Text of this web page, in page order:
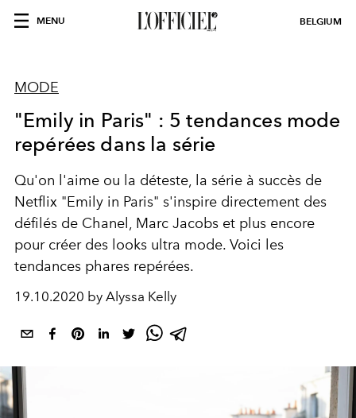
MENU BELGIUM
MODE
"Emily in Paris" : 5 tendances mode
repérées dans la série
Qu'on l'aime ou la déteste, la série à succès de
Netflix "Emily in Paris" s'inspire directement des
défilés de Chanel, Marc Jacobs et plus encore
pour créer des looks ultra mode. Voici les
tendances phares repérées.
19.10.2020 by Alyssa Kelly